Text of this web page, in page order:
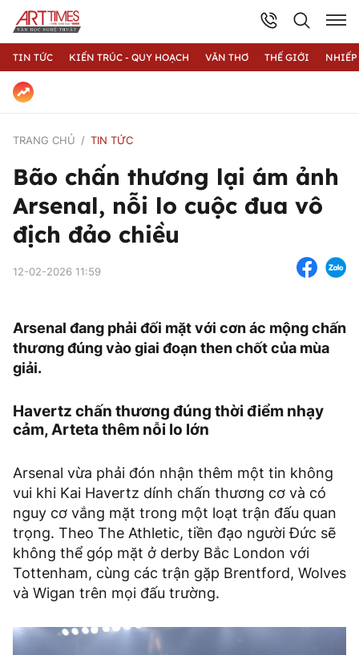
TIN TỨC KIẾN TRÚC - QUY HOẠCH VĂN THƠ THẾ GIỚI
TRANG CHỦ TIN TỨC
Bão chấn thương lại ám ảnh
Arsenal, nỗi lo cuộc đua vô
địch đảo chiều
12-02-2026 11:59
Arsenal đang phải đối mặt với cơn ác mộng chấn
thương đúng vào giai đoạn then chốt của mùa
giải.
Havertz chấn thương đúng thời điểm nhạy
cảm, Arteta thêm nỗi lo lớn
Arsenal vừa phải đón nhận thêm một tin không
vui khi Kai Havertz dính chấn thương cơ và có
nguy cơ vắng mặt trong một loạt trận đấu quan
trọng. Theo The Athletic, tiền đạo người Đức sẽ
không thể góp mặt ở derby Bắc London với
Tottenham, cùng các trận gặp Brentford, Wolves
và Wigan trên mọi đấu trường.